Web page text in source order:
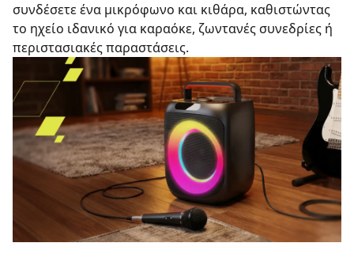
συνδέσετε ένα μικρόφωνο και κιθάρα, καθιστώντας
το ηχείο ιδανικό για καραόκε, ζωντανές συνεδρίες ή
περιστασιακές παραστάσεις.